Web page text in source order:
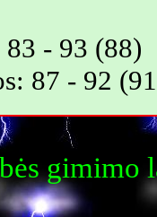
- 93 (88)
87 - 92
gimimo